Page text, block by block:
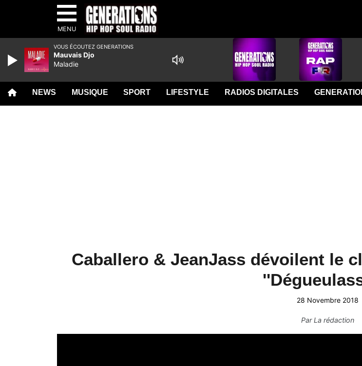
MENU
NEWS MUSIQUE SPORT LIFESTYLE RADIOS DIGITALES
Caballero & JeanJass dévoilent le
28 Novembre 2018
ParLa rédaction
VOUS ÉCOUTEZ GENERATIONS
Mauvais Djo
Maladie